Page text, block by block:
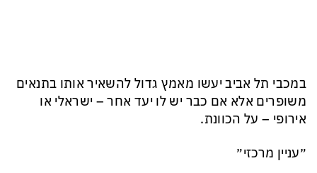
במכבי תל אביב יעשו מאמץ גדול להשאיר אותו בתנאים
משופרים אלא אם כבר יש לו יעד אחר – ישראלי או
אירופי – על הכוונת.
״עניין מרכזי״